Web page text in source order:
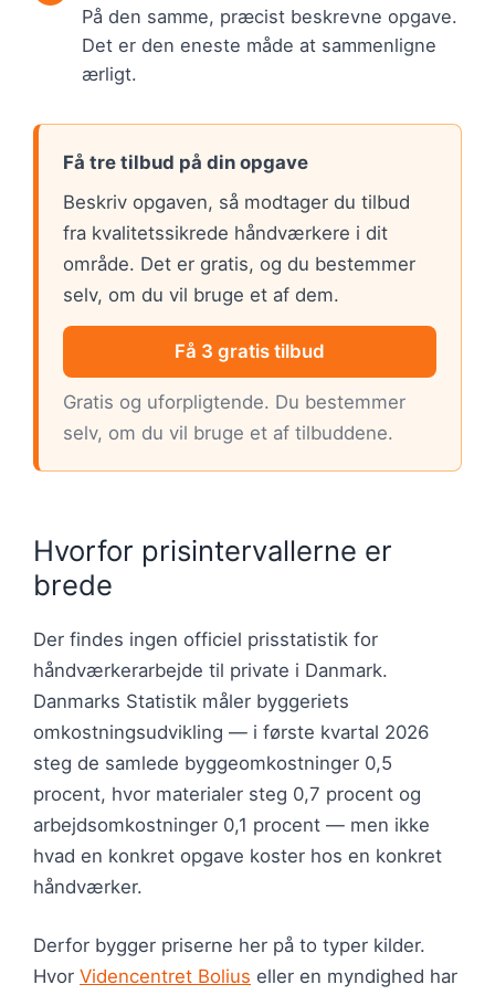
På den samme, præcist beskrevne opgave.
Det er den eneste måde at sammenligne
ærligt.
Få tre tilbud på din opgave
Beskriv opgaven, så modtager du tilbud
fra kvalitetssikrede håndværkere i dit
område. Det er gratis, og du bestemmer
selv, om du vil bruge et af dem.
Få 3 gratis tilbud
Gratis og uforpligtende. Du bestemmer
selv, om du vil bruge et af tilbuddene.
Hvorfor prisintervallerne er
brede
Der findes ingen officiel prisstatistik for
håndværkerarbejde til private i Danmark.
Danmarks Statistik måler byggeriets
omkostningsudvikling — i første kvartal 2026
steg de samlede byggeomkostninger 0,5
procent, hvor materialer steg 0,7 procent og
arbejdsomkostninger 0,1 procent — men ikke
hvad en konkret opgave koster hos en konkret
håndværker.
Derfor bygger priserne her på to typer kilder.
Hvor Videncentret Bolius eller en myndighed har